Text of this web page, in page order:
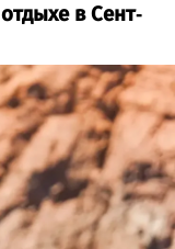
в Сент-